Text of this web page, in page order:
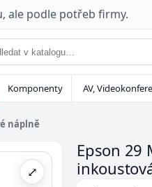
ale podle potřeb firmy.
Komponenty AV,
náplně
⤢
Epson 29